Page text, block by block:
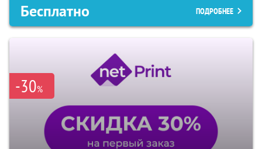
Бесплатно ПОДРОБНЕЕ
-30%